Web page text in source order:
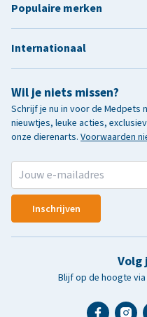
Wil je niets missen?
Schrijf je nu in voor de Medpets
nieuwtjes, leuke acties,
onze dierenarts. Voorwaarden
Inschrijven
Volg
Blijf op de hoogte
Populaire merken
Internationaal